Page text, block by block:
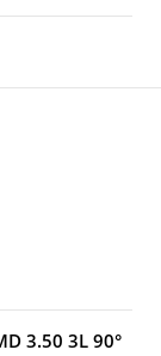
3.50 3L 90°